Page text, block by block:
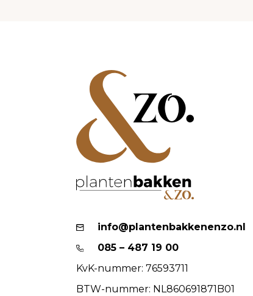
info@plantenbakkenenzo.nl
085 – 487 19 00
KvK-nummer: 76593711
BTW-nummer: NL860691871B01